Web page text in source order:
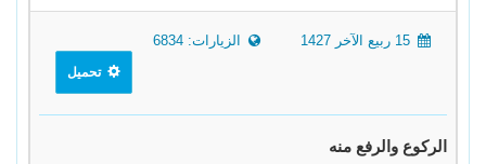
الزيارات: 6834
تحميل
الركوع والرفع منه